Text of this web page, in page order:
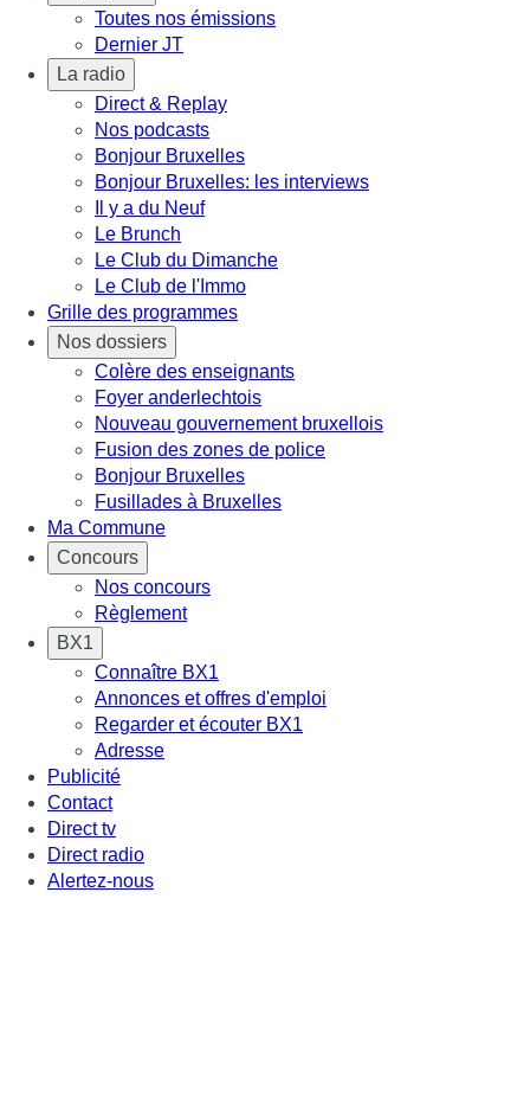
Toutes nos émissions
Dernier JT
La radio
Direct & Replay
Nos podcasts
Bonjour Bruxelles
Bonjour Bruxelles: les interviews
Il y a du Neuf
Le Brunch
Le Club du Dimanche
Le Club de l'Immo
Grille des programmes
Nos dossiers
Colère des enseignants
Foyer anderlechtois
Nouveau gouvernement bruxellois
Fusion des zones de police
Bonjour Bruxelles
Fusillades à Bruxelles
Ma Commune
Concours
Nos concours
Règlement
BX1
Connaître BX1
Annonces et offres d'emploi
Regarder et écouter BX1
Adresse
Publicité
Contact
Direct tv
Direct radio
Alertez-nous